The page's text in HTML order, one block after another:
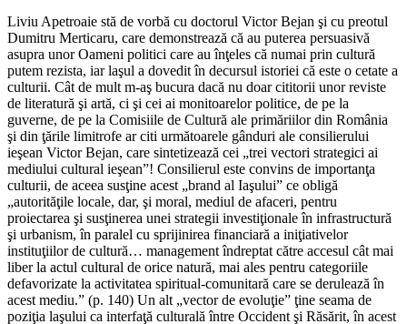
Liviu Apetroaie stă de vorbă cu doctorul Victor Bejan şi cu preotul
Dumitru Merticaru, care demonstrează că au puterea persuasivă
asupra unor Oameni politici care au înţeles că numai prin cultură
putem rezista, iar laşul a dovedit în decursul istoriei că este o cetate a
culturii. Cât de mult m-aş bucura dacă nu doar cititorii unor reviste
de literatură şi artă, ci şi cei ai monitoarelor politice, de pe la
guverne, de pe la Comisiile de Cultură ale primăriilor din România
şi din ţările limitrofe ar citi următoarele gânduri ale consilierului
ieşean Victor Bejan, care sintetizează cei „trei vectori strategici ai
mediului cultural ieşean”! Consilierul este convins de importanţa
culturii, de aceea susţine acest „brand al Iaşului” ce obligă
„autorităţile locale, dar, şi moral, mediul de afaceri, pentru
proiectarea şi susţinerea unei strategii investiţionale în infrastructură
şi urbanism, în paralel cu sprijinirea financiară a iniţiativelor
instituţiilor de cultură… management îndreptat către accesul cât mai
liber la actul cultural de orice natură, mai ales pentru categoriile
defavorizate la activitatea spiritual-comunitară care se derulează în
acest mediu.” (p. 140) Un alt „vector de evoluţie” ţine seama de
poziţia laşului ca interfaţă culturală între Occident şi Răsărit, în acest